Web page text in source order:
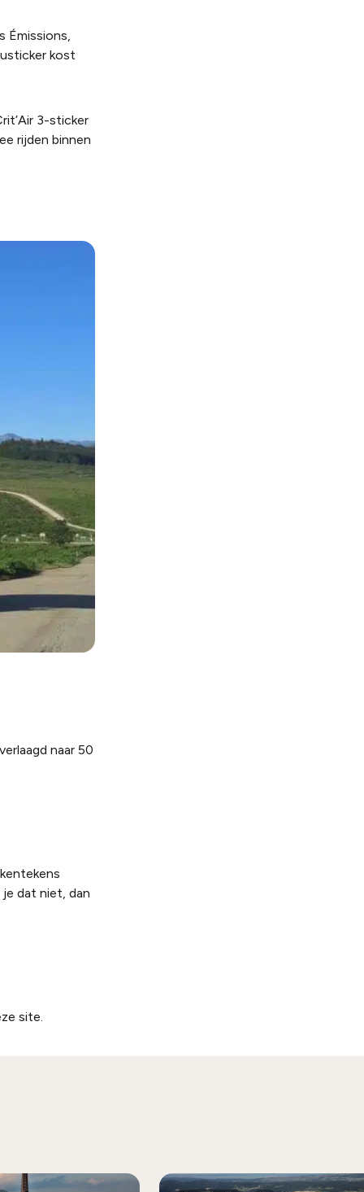
Émissions,
kost
3-sticker
rijden binnen
naar 50
dat niet, dan
site.